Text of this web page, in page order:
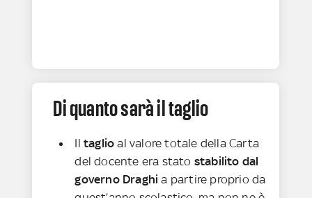
Di quanto sarà il taglio
Iltaglio al valore totale della Carta
del docente era stato stabilito dal
governo Draghi a partire proprio da